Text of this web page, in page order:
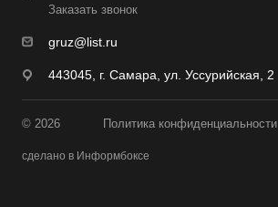
Заказать звонок
gruz@list.ru
443045, г. Самара, ул. Уссурийская, 2
© 2026 Политика конфиденциальности
сделано в Информбоксе